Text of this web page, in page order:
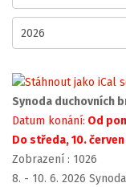
Synoda duchovních
Datum konání: Od
Do středa, 10.
Zobrazení : 1026
8. - 10. 6. 2026